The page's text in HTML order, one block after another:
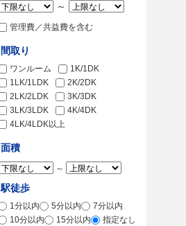
～
管理費／共益費を含む
間取り
ワンルーム
1K/1DK
1LK/1LDK
2K/2DK
2LK/2LDK
3K/3DK
3LK/3LDK
4K/4DK
4LK/4LDK以上
面積
～
駅徒歩
1分以内 5分以内
7分以内
10分以内
15分以内 指定なし